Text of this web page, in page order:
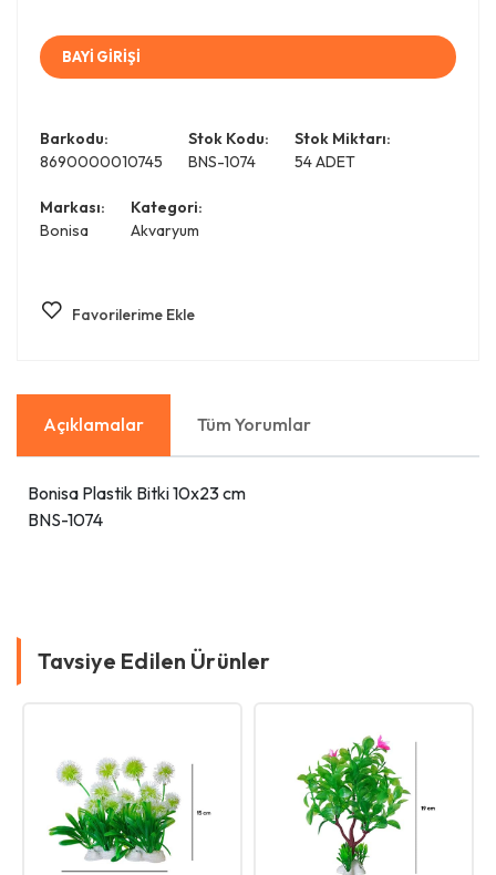
BAYİ GİRİŞİ
Barkodu:
8690000010745
Stok Kodu:
BNS-1074
Stok Miktarı:
54 ADET
Markası:
Bonisa
Kategori:
Akvaryum
Favorilerime Ekle
Açıklamalar Tüm Yorumlar
Bonisa Plastik Bitki 10x23 cm
BNS-1074
Tavsiye Edilen Ürünler